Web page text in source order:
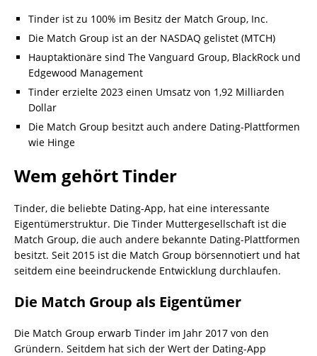
Tinder ist zu 100% im Besitz der Match Group, Inc.
Die Match Group ist an der NASDAQ gelistet (MTCH)
Hauptaktionäre sind The Vanguard Group, BlackRock und
Edgewood Management
Tinder erzielte 2023 einen Umsatz von 1,92 Milliarden
Dollar
Die Match Group besitzt auch andere Dating-Plattformen
wie Hinge
Wem gehört Tinder
Tinder, die beliebte Dating-App, hat eine interessante
Eigentümerstruktur. Die Tinder Muttergesellschaft ist die
Match Group, die auch andere bekannte Dating-Plattformen
besitzt. Seit 2015 ist die Match Group börsennotiert und hat
seitdem eine beeindruckende Entwicklung durchlaufen.
Die Match Group als Eigentümer
Die Match Group erwarb Tinder im Jahr 2017 von den
Gründern. Seitdem hat sich der Wert der Dating-App